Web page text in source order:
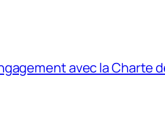
avec la Charte